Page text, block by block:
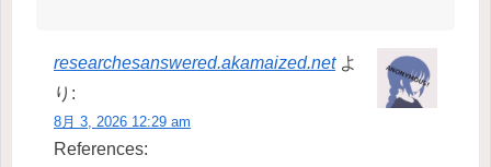
researchesanswered.akamaized.net よ
り:
8月 3, 2026 12:29 am
References: